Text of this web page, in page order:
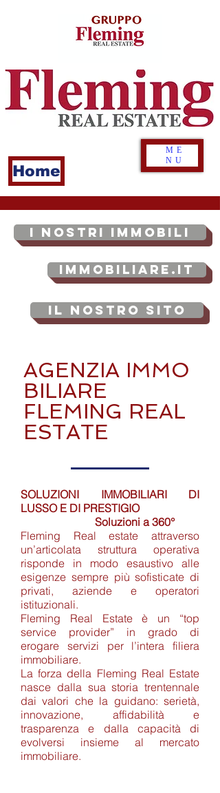
Home
ME
NU
I NOSTRI IMMOBILI
Il Nostro SITO
AGENZIA IMMO
BILIARE
FLEMING REAL
ESTATE
SOLUZIONI IMMOBILIARI DI
LUSSO E DI PRESTIGIO
Soluzioni a 360°
Fleming Real estate attraverso
un’articolata struttura operativa
risponde in modo esaustivo alle
esigenze sempre più sofisticate di
privati, aziende e operatori
istituzionali.
Fleming Real Estate è un “top
service provider” in grado di
erogare servizi per l’intera filiera
immobiliare.
La forza della Fleming Real Estate
nasce dalla sua storia trentennale
dai valori che la guidano: serietà,
innovazione, affidabilità e
trasparenza e dalla capacità di
evolversi insieme al mercato
immobiliare.
Immobiliare.it